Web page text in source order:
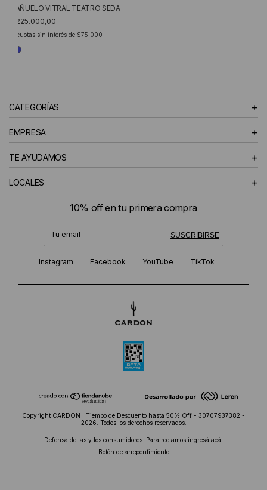
PAÑUELO VITRAL TEATRO SEDA
$225.000,00
cuotas sin interés de $75.000
CATEGORÍAS +
EMPRESA +
TE AYUDAMOS +
LOCALES +
10% off en tu primera compra
SUSCRIBIRSE
¡Te suscribiste exitosamente!
Instagram Facebook YouTube TikTok
Copyright CARDON | Tiempo de Descuento hasta 50% Off - 30707937382 -
2026. Todos los derechos reservados.
Defensa de las y los consumidores. Para reclamos ingresá acá.
Botón de arrepentimiento